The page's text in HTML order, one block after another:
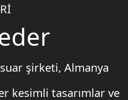
şirketi, Almanya
kesimli tasarımlar ve